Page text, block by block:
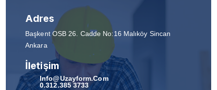
Adres
Başkent OSB 26. Cadde No:16 Malıköy Sincan
Ankara
İletişim
Info@uzayform.com
0.312.385 3733